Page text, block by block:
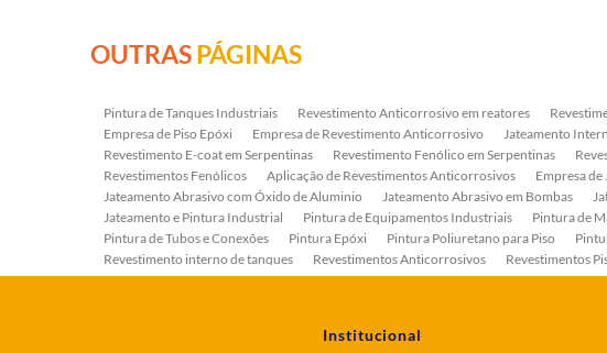
OUTRASPÁGINAS
Pintura de Tanques Industriais Revestimento Anticorrosivo em reatores
Empresa de Piso Epóxi
Empresa de Revestimento Anticorrosivo Jateamento
Revestimento E-coat em Serpentinas
Revestimento Fenólico em Serpentinas
Revestimentos Fenólicos
Aplicação de Revestimentos Anticorrosivos Empresa
Jateamento Abrasivo com Óxido de Aluminio
Jateamento Abrasivo em Bombas
Jateamento e Pintura Industrial
Pintura de Equipamentos Industriais Pintura de
Pintura de Tubos e Conexões
Pintura Epóxi Pintura Poliuretano para Piso
Revestimento interno de tanques
Revestimentos Anticorrosivos Revestimentos
Serviço de Jateamento e Pintura
Serviço de Jateamento em Bombas Serviço de
Institucional